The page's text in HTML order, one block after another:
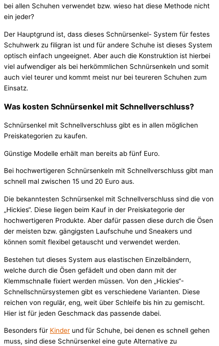
bei allen Schuhen verwendet bzw. wieso hat diese Methode nicht
ein jeder?
Der Hauptgrund ist, dass dieses Schnürsenkel- System für festes
Schuhwerk zu filigran ist und für andere Schuhe ist dieses System
optisch einfach ungeeignet. Aber auch die Konstruktion ist hierbei
viel aufwendiger als bei herkömmlichen Schnürsenkeln und somit
auch viel teurer und kommt meist nur bei teureren Schuhen zum
Einsatz.
Was kosten Schnürsenkel mit Schnellverschluss?
Schnürsenkel mit Schnellverschluss gibt es in allen möglichen
Preiskategorien zu kaufen.
Günstige Modelle erhält man bereits ab fünf Euro.
Bei hochwertigeren Schnürsenkeln mit Schnellverschluss gibt man
schnell mal zwischen 15 und 20 Euro aus.
Die bekanntesten Schnürsenkel mit Schnellverschluss sind die von
„Hickies“. Diese liegen beim Kauf in der Preiskategorie der
hochwertigeren Produkte. Aber dafür passen diese durch die Ösen
der meisten bzw. gängigsten Laufschuhe und Sneakers und
können somit flexibel getauscht und verwendet werden.
Bestehen tut dieses System aus elastischen Einzelbändern,
welche durch die Ösen gefädelt und oben dann mit der
Klemmschnalle fixiert werden müssen. Von den „Hickies“-
Schnellschnürsystemen gibt es verschiedene Varianten. Diese
reichen von regulär, eng, weit über Schleife bis hin zu gemischt.
Hier ist für jeden Geschmack das passende dabei.
Besonders für Kinder und für Schuhe, bei denen es schnell gehen
muss, sind diese Schnürsenkel eine gute Alternative zu